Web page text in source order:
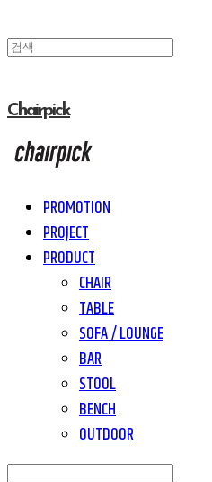
Chairpick
PROMOTION
PROJECT
PRODUCT
CHAIR
TABLE
SOFA / LOUNGE
BAR
STOOL
BENCH
OUTDOOR